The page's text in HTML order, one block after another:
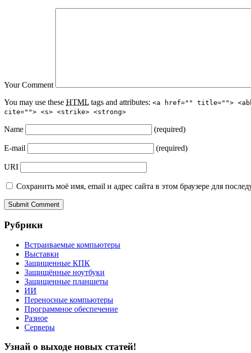
Your Comment
You may use these HTML tags and attributes: <a href="" title="">
cite=""> <s> <strike> <strong>
Name (required)
E-mail (required)
URI
Сохранить моё имя, email и адрес сайта в этом браузере для
Рубрики
Встраиваемые компьютеры
Выставки
Защищенные КПК
Защищённые ноутбуки
Защищенные планшеты
ИИ
Переносные компьютеры
Программное обеспечение
Разное
Серверы
Узнай о выходе новых статей!